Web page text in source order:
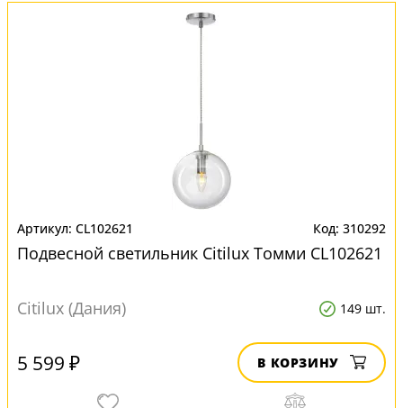
CL102621 310292
Подвесной светильник Citilux Томми CL102621
Citilux (Дания) 149 шт.
5 599 ₽ В КОРЗИНУ